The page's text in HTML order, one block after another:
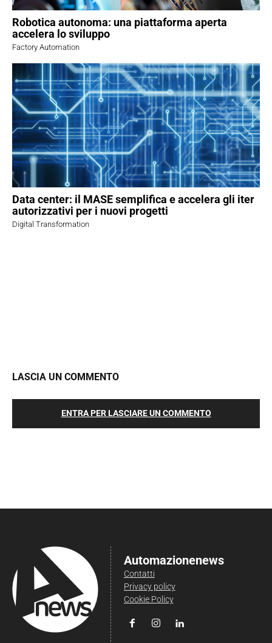
Robotica autonoma: una piattaforma aperta
accelera lo sviluppo
Factory Automation
Data center: il MASE semplifica e accelera gli iter
autorizzativi per i nuovi progetti
Digital Transformation
LASCIA UN COMMENTO
ENTRA PER LASCIARE UN COMMENTO
Automazionenews
Contatti
Privacy policy
Cookie Policy